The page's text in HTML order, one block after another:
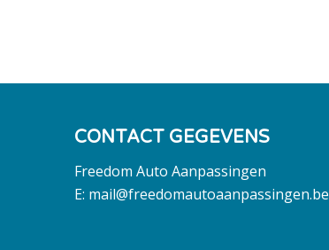
CONTACT GEGEVENS
Freedom Auto Aanpassingen
E: mail@freedomautoaanpassingen.be